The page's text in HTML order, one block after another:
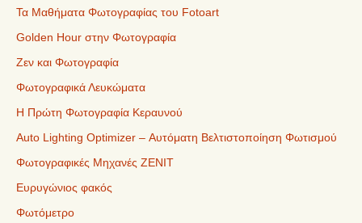
Τα Μαθήματα Φωτογραφίας του Fotoart
Golden Hour στην Φωτογραφία
Ζεν και Φωτογραφία
Φωτογραφικά Λευκώματα
Η Πρώτη Φωτογραφία Κεραυνού
Auto Lighting Optimizer – Αυτόματη Βελτιστοποίηση Φωτισμού
Φωτογραφικές Μηχανές ZENIT
Ευρυγώνιος φακός
Φωτόμετρο